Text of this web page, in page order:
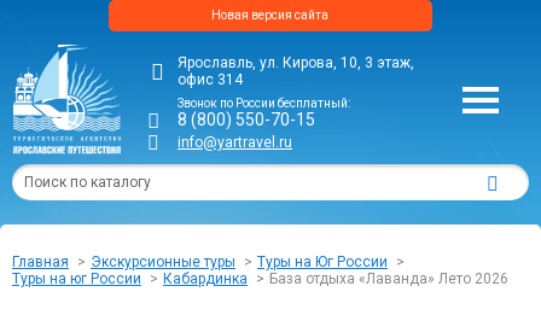
Новая версия сайта
Ярославль, ул. Кирова, 10, 3 этаж,
офис 314
Звонок по России бесплатный:
8 (800) 550-70-15
info@yartravel.ru
Главная Экскурсионные туры
Туры на Юг России
Туры на юг России
Кабардинка База отдыха «Лаванда» Лето 2026